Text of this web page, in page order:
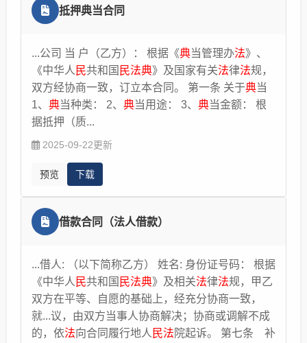
抵押典当合同
...公司 当 户（乙方）： 根据《典当管理办法》、
《中华人 民共和国 民法典》及国家有关法律法规，
双方经协商一致，订立本合同。 第一条 关于典当
1、 典当种类： 2、 典当用途： 3、 典当金额： 根
据抵押（质...
2025-09-22更新
预览 下载
借款合同（法人借款）
...借人: （以下简称乙方） 姓名: 身份证号码： 根据
《中华人 民共和国 民法典》及相关法律法规，甲乙
双方在平等、自愿的基础上，经充分协商一致，
就...议，由双方当事人协商解决；协商或调解不成
的，依法向合同履行地人 民法 院起诉。 第七条 补